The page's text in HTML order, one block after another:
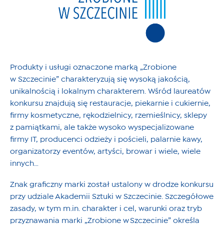
Produkty i usługi oznaczone marką „Zrobione
w Szczecinie” charakteryzują się wysoką jakością,
unikalnością i lokalnym charakterem. Wśród laureatów
konkursu znajdują się restauracje, piekarnie i cukiernie,
firmy kosmetyczne, rękodzielnicy, rzemieślnicy, sklepy
z pamiątkami, ale także wysoko wyspecjalizowane
firmy IT, producenci odzieży i pościeli, palarnie kawy,
organizatorzy eventów, artyści, browar i wiele, wiele
innych…
Znak graficzny marki został ustalony w drodze konkursu
przy udziale Akademii Sztuki w Szczecinie. Szczegółowe
zasady, w tym m.in. charakter i cel, warunki oraz tryb
przyznawania marki „Zrobione w Szczecinie” określa